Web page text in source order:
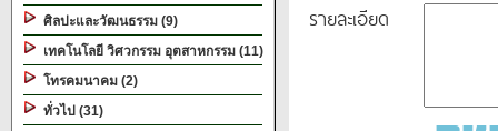
ศิลปะและวัฒนธรรม (9)
เทคโนโลยี วิศวกรรม อุตสาหกรรม (11)
โทรคมนาคม (2)
ทั่วไป (31)
รายละเอียด